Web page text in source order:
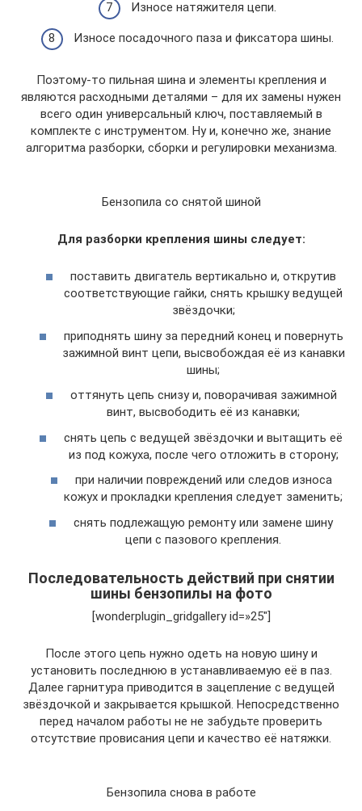
Износе натяжителя цепи.
Износе посадочного паза и фиксатора шины.
Поэтому-то пильная шина и элементы крепления и
являются расходными деталями – для их замены нужен
всего один универсальный ключ, поставляемый в
комплекте с инструментом. Ну и, конечно же, знание
алгоритма разборки, сборки и регулировки механизма.
Бензопила со снятой шиной
Для разборки крепления шины следует:
поставить двигатель вертикально и, открутив
соответствующие гайки, снять крышку ведущей
звёздочки;
приподнять шину за передний конец и повернуть
зажимной винт цепи, высвобождая её из канавки
шины;
оттянуть цепь снизу и, поворачивая зажимной
винт, высвободить её из канавки;
снять цепь с ведущей звёздочки и вытащить её
из под кожуха, после чего отложить в сторону;
при наличии повреждений или следов износа
кожух и прокладки крепления следует заменить;
снять подлежащую ремонту или замене шину
цепи с пазового крепления.
Последовательность действий при снятии
шины бензопилы на фото
[wonderplugin_gridgallery id=»25"]
После этого цепь нужно одеть на новую шину и
установить последнюю в устанавливаемую её в паз.
Далее гарнитура приводится в зацепление с ведущей
звёздочкой и закрывается крышкой. Непосредственно
перед началом работы не не забудьте проверить
отсутствие провисания цепи и качество её натяжки.
Бензопила снова в работе